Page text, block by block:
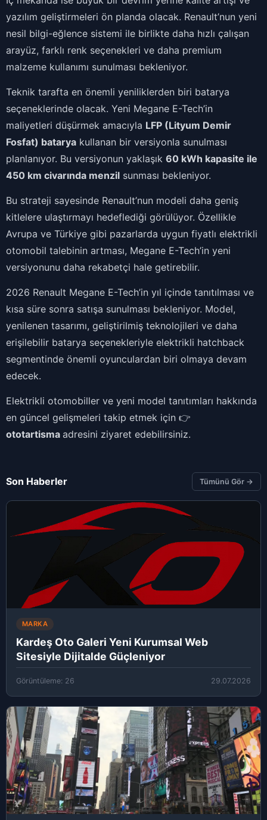
yazılım geliştirmeleri ön planda olacak. Renault’nun yeni
nesil bilgi-eğlence sistemi ile birlikte daha hızlı çalışan
arayüz, farklı renk seçenekleri ve daha premium
malzeme kullanımı sunulması bekleniyor.
Teknik tarafta en önemli yeniliklerden biri batarya
seçeneklerinde olacak. Yeni Megane E-Tech’in
maliyetleri düşürmek amacıyla LFP (Lityum Demir
Fosfat) batarya kullanan bir versiyonla sunulması
planlanıyor. Bu versiyonun yaklaşık 60 kWh kapasite ile
450 km civarında menzil sunması bekleniyor.
Bu strateji sayesinde Renault’nun modeli daha geniş
kitlelere ulaştırmayı hedeflediği görülüyor. Özellikle
Avrupa ve Türkiye gibi pazarlarda uygun fiyatlı elektrikli
otomobil talebinin artması, Megane E-Tech’in yeni
versiyonunu daha rekabetçi hale getirebilir.
2026 Renault Megane E-Tech’in yıl içinde tanıtılması ve
kısa süre sonra satışa sunulması bekleniyor. Model,
yenilenen tasarımı, geliştirilmiş teknolojileri ve daha
erişilebilir batarya seçenekleriyle elektrikli hatchback
segmentinde önemli oyunculardan biri olmaya devam
edecek.
Elektrikli otomobiller ve yeni model tanıtımları hakkında
en güncel gelişmeleri takip etmek için 👉
ototartisma adresini ziyaret edebilirsiniz.
Son Haberler Tümünü Gör →
MARKA
Kardeş Oto Galeri Yeni Kurumsal Web
Sitesiyle Dijitalde Güçleniyor
Görüntüleme: 26 29.07.2026